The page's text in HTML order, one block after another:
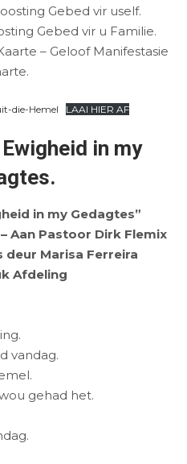
Gebed vir uself.
Gebed vir u Familie.
– Geloof Manifestasie
die-Hemel LAAI HIER AF
in my
in my Gedagtes”
Aan Pastoor Dirk Flemix
deur Marisa Ferreira
Afdeling
vandag.
gehad het.